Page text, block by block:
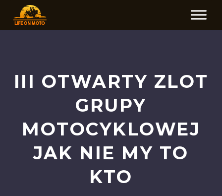
III OTWARTY ZLOT
GRUPY
MOTOCYKLOWEJ
JAK NIE MY TO
KTO